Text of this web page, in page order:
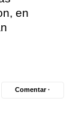
en
Comentar ·